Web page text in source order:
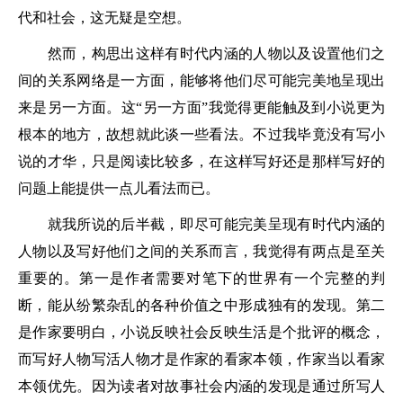
代和社会，这无疑是空想。
然而，构思出这样有时代内涵的人物以及设置他们之
间的关系网络是一方面，能够将他们尽可能完美地呈现出
来是另一方面。这“另一方面”我觉得更能触及到小说更为
根本的地方，故想就此谈一些看法。不过我毕竟没有写小
说的才华，只是阅读比较多，在这样写好还是那样写好的
问题上能提供一点儿看法而已。
就我所说的后半截，即尽可能完美呈现有时代内涵的
人物以及写好他们之间的关系而言，我觉得有两点是至关
重要的。第一是作者需要对笔下的世界有一个完整的判
断，能从纷繁杂乱的各种价值之中形成独有的发现。第二
是作家要明白，小说反映社会反映生活是个批评的概念，
而写好人物写活人物才是作家的看家本领，作家当以看家
本领优先。因为读者对故事社会内涵的发现是通过所写人